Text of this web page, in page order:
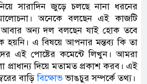
সারাদিন জুড়ে চলছে নানা ধরনের
অনেকে বলছেন এই কাজটি
অন্য দল বলছেন যাই হোক তবে
হয়নি। এ বিষয়ে আপনার মন্তব্য কি তা
এই পোষ্টের কমেন্টে লিখুন। আমরা
দিয়ে মতামত প্রকাশ করব। এই
বাড়িবিক্ষোভভাঙচুর সম্পর্কে তথ্য।